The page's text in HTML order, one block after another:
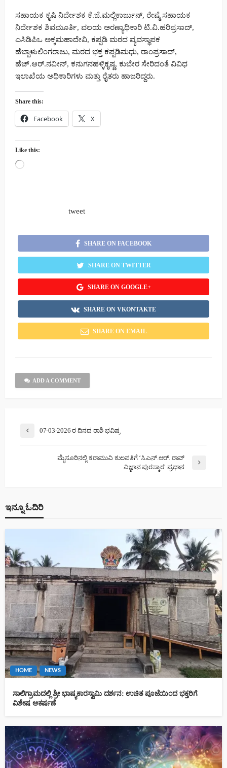
ಸಹಾಯಕ ಕೃಷಿ ನಿರ್ದೇಶಕ ಕೆ.ಜೆ.ಮಲ್ಲಿಕಾರ್ಜುನ್, ರೇಷ್ಮೆ ಸಹಾಯಕ
ನಿರ್ದೇಶಕ ಶಿವಮೂರ್ತಿ, ವಲಯ ಅರಣ್ಯಾಧಿಕಾರಿ ಟಿ.ವಿ.ಹರಿಪ್ರಸಾದ್,
ಎಸಿಡಿಪಿಒ ಅಕ್ಕಮಹಾದೇವಿ, ಕಪ್ಪಡಿ‌ ಮಠದ ವ್ಯವಸ್ಥಾಪಕ
ಹೆಬ್ಬಾಳುಲಿಂಗರಾಜು, ಮಠದ ಭಕ್ತ ಕಪ್ಪಡಿಮಧು, ರಾಂಪ್ರಸಾದ್,
ಹೆಚ್.ಆರ್.ನವೀನ್, ಕನುಗನಹಳ್ಳಿಕೃಷ್ಣ, ಕುಬೇರ ಸೇರಿದಂತೆ ವಿವಿಧ
ಇಲಾಖೆಯ ಅಧಿಕಾರಿಗಳು ಮತ್ತು ರೈತರು ಹಾಜರಿದ್ದರು.
Share this:
Facebook X
Like this:
Loading…
tweet
SHARE ON FACEBOOK
SHARE ON TWITTER
SHARE ON GOOGLE+
SHARE ON VKONTAKTE
SHARE ON EMAIL
ADD A COMMENT
07-03-2026 ರ ದಿನದ ರಾಶಿ ಭವಿಷ್ಯ
ಮೈಸೂರಿನಲ್ಲಿ ಕರಾಮುವಿ ಕುಲಪತಿಗೆ ‘ಸಿ.ಎನ್.ಆರ್. ರಾವ್
ವಿಜ್ಞಾನ ಪುರಸ್ಕಾರ’ ಪ್ರಧಾನ
ಇನ್ನೂ ಓದಿರಿ
HOME NEWS
ಸಾಲಿಗ್ರಾಮದಲ್ಲಿ ಶ್ರೀ ಭಾಷ್ಯಕಾರಸ್ವಾಮಿ ದರ್ಶನ: ಉಚಿತ ಪೂಜೆಯಿಂದ ಭಕ್ತರಿಗೆ
ವಿಶೇಷ ಆಕರ್ಷಣೆ